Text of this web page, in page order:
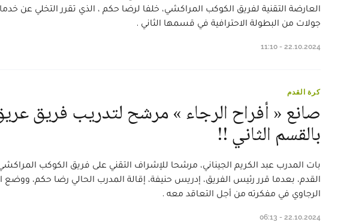
جولات من البطولة الاحترافية في قسمها الثاني .
22.10.2024 - 11:10
كرة القدم
صانع « أفراح الرجاء » مرشح لتدريب فريق
بالقسم الثاني !!
بات المدرب عبد الكريم الجيناني، مرشحا للإشراف التقني على فريق الكوكب
القدم، بعدما قرر رئيس الفريق، إدريس حنيفة، إقالة المدرب الحالي رضا حكم، ووضع
الرجاوي في مفكرته من أجل التعاقد معه .
22.10.2024 - 06:13